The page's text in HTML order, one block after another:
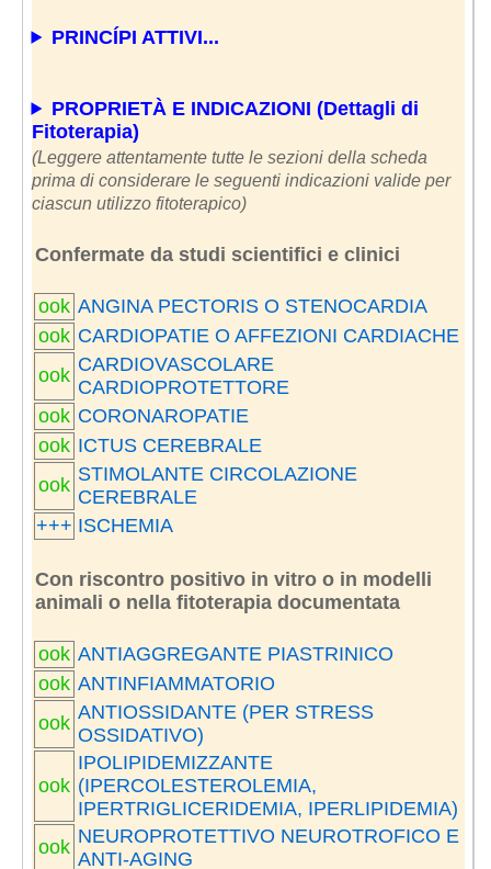
PRINCÍPI ATTIVI...
PROPRIETÀ E INDICAZIONI (Dettagli di
Fitoterapia)
(Leggere attentamente tutte le sezioni della scheda
prima di considerare le seguenti indicazioni valide per
ciascun utilizzo fitoterapico)
Confermate da studi scientifici e clinici
ook ANGINA PECTORIS O STENOCARDIA
ook CARDIOPATIE O AFFEZIONI CARDIACHE
ook CARDIOVASCOLARE
CARDIOPROTETTORE
ook CORONAROPATIE
ook ICTUS CEREBRALE
ook STIMOLANTE CIRCOLAZIONE
CEREBRALE
+++ ISCHEMIA
Con riscontro positivo in vitro o in modelli
animali o nella fitoterapia documentata
ook ANTIAGGREGANTE PIASTRINICO
ook ANTINFIAMMATORIO
ook ANTIOSSIDANTE (PER STRESS
OSSIDATIVO)
ook
IPOLIPIDEMIZZANTE
(IPERCOLESTEROLEMIA,
IPERTRIGLICERIDEMIA, IPERLIPIDEMIA)
ook NEUROPROTETTIVO NEUROTROFICO E
ANTI-AGING